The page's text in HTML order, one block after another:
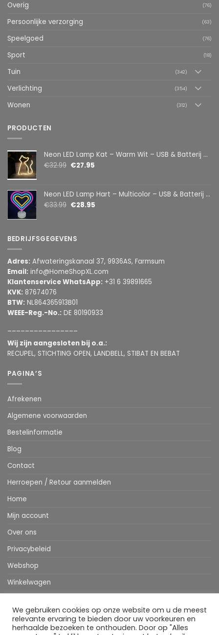
Overig (76)
Persoonlijke verzorging (63)
Speelgoed (76)
Sport (18)
Tuin (342)
Verlichting (354)
Wonen (312)
PRODUCTEN
Neon LED Lamp Kat – Warm Wit – USB & Batterij – Decoratieve Tafellamp voor Kinderkamer – 28,5 x 24,5 cm
€32.99 €27.95
Neon LED Lamp Hart – Multicolor – USB & Batterij – Hartvormige Sfeerlamp – Kinderkamer & Slaapkamer – 25,2 x 23 cm
€33.99 €28.95
BEDRIJFSGEGEVENS
Adres: Afwateringskanaal 37, 9936AS, Farmsum
Email: info@HomeShopXL.com
Klantenservice WhatsApp: +31 6 39891665
KVK: 87674076
BTW: NL864365913B01
WEEE-Reg.-No.: DE 80190933
Wij zijn aangesloten bij o.a.:
RECUPEL, STICHTING OPEN, LANDBELL, STIBAT EN BEBAT
PAGINA’S
Afrekenen
Algemene voorwaarden
Bestelinformatie
Blog
Contact
Herroepen / Retour aanmelden
Home
Mijn account
Over ons
Privacybeleid
Webshop
Winkelwagen
Stripe MasterCardIDeal BancontactKlarna
Apple
Pay
We gebruiken cookies op onze website om u de meest
relevante ervaring te bieden door uw voorkeuren en
herhaalde bezoeken te onthouden. Door op "Alles